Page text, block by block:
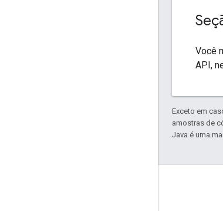
Você
API,
Exceto em
amostras de
Java é uma